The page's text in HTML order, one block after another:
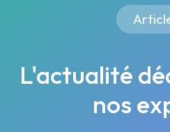
L'actualité
nos